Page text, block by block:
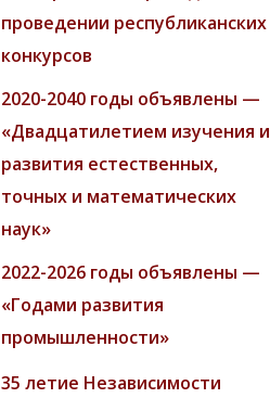
проведении республиканских
конкурсов
2020-2040 годы объявлены —
«Двадцатилетием изучения и
развития естественных,
точных и математических
наук»
2022-2026 годы объявлены —
«Годами развития
промышленности»
35 летие Независимости